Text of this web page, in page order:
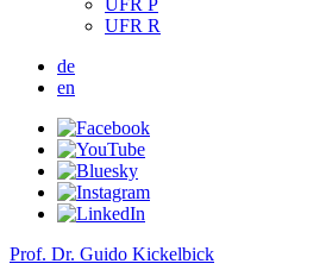
UFR P
UFR R
de
en
Prof. Dr. Guido Kickelbick